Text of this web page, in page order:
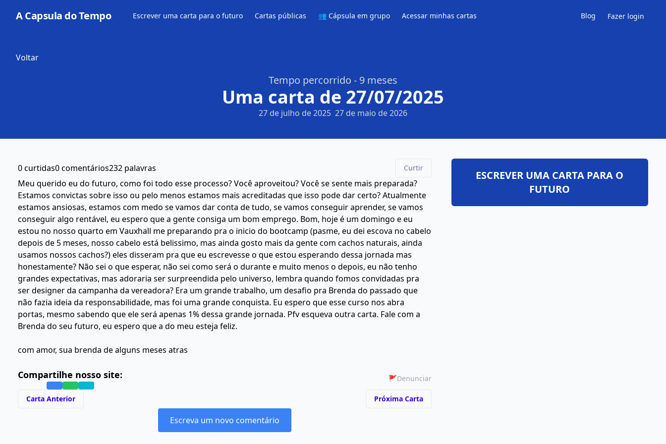
A Capsula do Tempo Escrever uma carta para o futuro Cartas públicas 👥 Cápsula em grupo Acessar minhas cartas Blog Fazer login
Voltar
Tempo percorrido - 9 meses
Uma carta de 27/07/2025
27 de julho de 2025 27 de maio de 2026
0 curtidas0 comentários232 palavras Curtir
Meu querido eu do futuro, como foi todo esse processo? Você aproveitou? Você se sente mais preparada?
Estamos convictas sobre isso ou pelo menos estamos mais acreditadas que isso pode dar certo? Atualmente
estamos ansiosas, estamos com medo se vamos dar conta de tudo, se vamos conseguir aprender, se vamos
conseguir algo rentável, eu espero que a gente consiga um bom emprego. Bom, hoje é um domingo e eu
estou no nosso quarto em Vauxhall me preparando pra o inicio do bootcamp (pasme, eu dei escova no cabelo
depois de 5 meses, nosso cabelo está belissimo, mas ainda gosto mais da gente com cachos naturais, ainda
usamos nossos cachos?) eles disseram pra que eu escrevesse o que estou esperando dessa jornada mas
honestamente? Não sei o que esperar, não sei como será o durante e muito menos o depois, eu não tenho
grandes expectativas, mas adoraria ser surpreendida pelo universo, lembra quando fomos convidadas pra
ser designer da campanha da vereadora? Era um grande trabalho, um desafio pra Brenda do passado que
não fazia ideia da responsabilidade, mas foi uma grande conquista. Eu espero que esse curso nos abra
portas, mesmo sabendo que ele será apenas 1% dessa grande jornada. Pfv esqueva outra carta. Fale com a
Brenda do seu futuro, eu espero que a do meu esteja feliz.
com amor, sua brenda de alguns meses atras
Compartilhe nosso site: 🚩Denunciar
Carta Anterior Próxima Carta
Escreva um novo comentário
ESCREVER UMA CARTA PARA O
FUTURO